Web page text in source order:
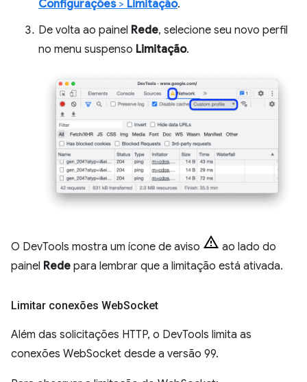
Configurações> Limitação.
De volta ao painel Rede, selecione seu novo perfil
no menu suspenso Limitação.
O DevTools mostra um ícone de aviso
ao lado do
painel Rede para lembrar que a limitação está ativada.
Limitar conexões WebSocket
Além das solicitações HTTP, o DevTools limita as
conexões WebSocket desde a versão 99.